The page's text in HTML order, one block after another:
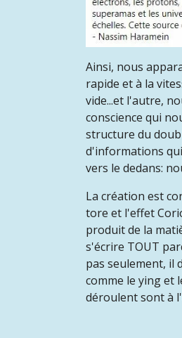
Ainsi, nous
rapide et à la
vide...et l'autre,
conscience qui
structure du
d'informations
vers le dedans:
La création est
tore et l'effet
produit de la
s'écrire TOUT
pas seulement, il
comme le ying et
déroulent sont à